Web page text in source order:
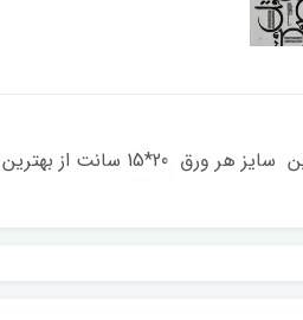
کاملا شفاف با کیفیت چاپ عالی که زیر رزین پاک نمیشود